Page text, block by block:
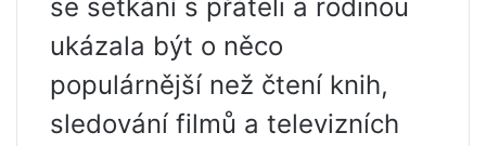
se setkání s přáteli a rodinou
ukázala být o něco
populárnější než čtení knih,
sledování filmů a televizních